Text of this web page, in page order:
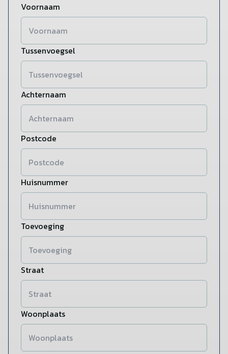
Voornaam
Tussenvoegsel
Achternaam
Postcode
Huisnummer
Toevoeging
Straat
Woonplaats